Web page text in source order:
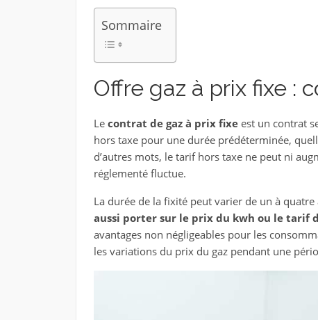
Sommaire
Offre gaz à prix fixe :
Le contrat de gaz à prix fixeest un contrat
hors taxe pour une durée prédéterminée,
d’autres mots, le tarif hors taxe ne peut ni
réglementé fluctue.
La durée de la fixité peut varier de un à
aussi porter sur le prix du kwh ou le tarif
avantages non négligeables pour les
les variations du prix du gaz pendant une